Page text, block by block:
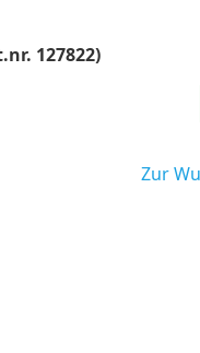
127822)
Zur